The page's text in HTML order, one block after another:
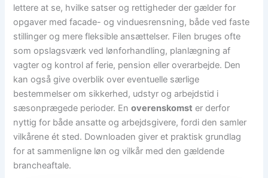
lettere at se, hvilke satser og rettigheder der gælder for
opgaver med facade- og vinduesrensning, både ved faste
stillinger og mere fleksible ansættelser. Filen bruges ofte
som opslagsværk ved lønforhandling, planlægning af
vagter og kontrol af ferie, pension eller overarbejde. Den
kan også give overblik over eventuelle særlige
bestemmelser om sikkerhed, udstyr og arbejdstid i
sæsonprægede perioder. Enoverenskomst er derfor
nyttig for både ansatte og arbejdsgivere, fordi den samler
vilkårene ét sted. Downloaden giver et praktisk grundlag
for at sammenligne løn og vilkår med den gældende
brancheaftale.